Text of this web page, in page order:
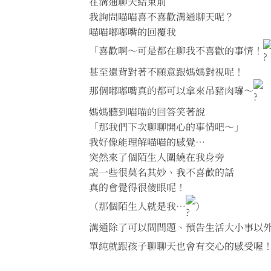
我詢問喵喵喜不喜歡溝通聊天呢？
喵喵嘟嘟嘴的回覆我
「喜歡啊～可是都在聊我不喜歡的事情！
甚至還背對著不願意跟媽媽對視呢！
那個嘟嘟嘴真的都可以拿來吊豬肉囉～
媽媽聽到喵喵的回答笑著說
「那我們下次聊聊開心的事情吧～」
我好像能理解喵喵的感覺⋯
突然來了個陌生人圍繞在我身旁
說一些很莫名其妙、我不喜歡的話
真的會覺得很傻眼呢！
（那個陌生人就是我⋯
）
溝通除了可以問問題、預告生活大小事以
單純就跟孩子聊聊天也會有交心的感受喔！